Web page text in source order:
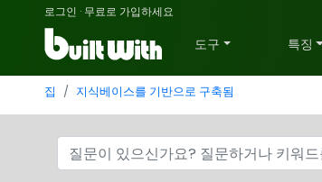
로그인 · 무료로 가입하세요
도구 특징
집 지식베이스를 기반으로 구축됨